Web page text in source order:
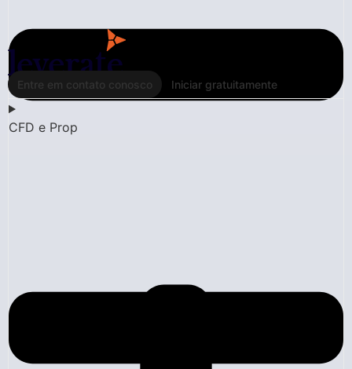
Entre em contato conosco Iniciar gratuitamente
CFD e Prop